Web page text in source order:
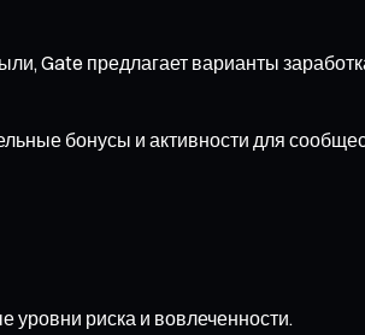
Gate предлагает варианты
бонусы и активности для
уровни риска и вовлеченности.